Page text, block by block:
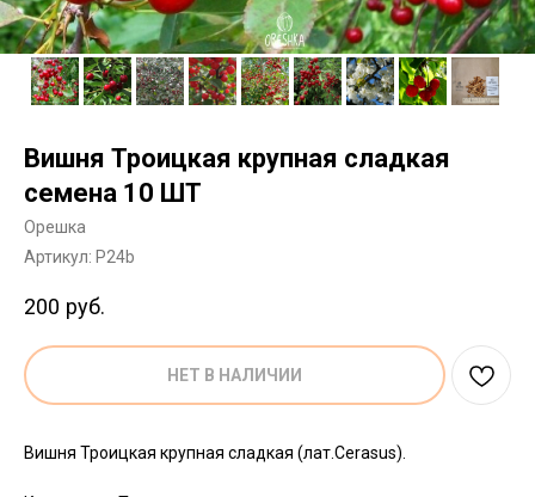
Вишня Троицкая крупная сладкая
семена 10 ШТ
Орешка
Артикул: P24b
200 руб.
НЕТ В НАЛИЧИИ
Вишня Троицкая крупная сладкая (лат.Cerasus).